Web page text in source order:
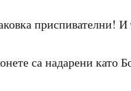
приспивателни! И
са надарени като